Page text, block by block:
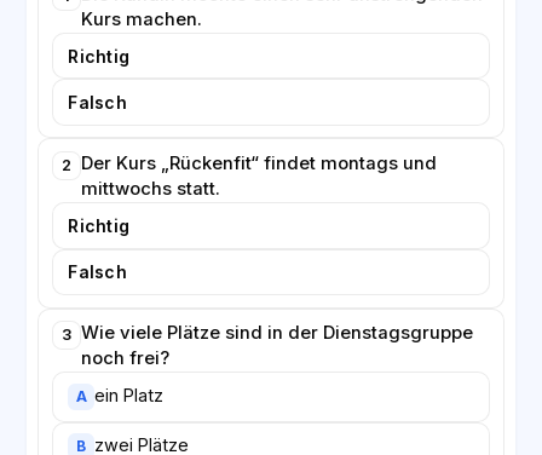
Kurs machen.
Richtig
Falsch
2
Der Kurs „Rückenfit“ findet montags und
mittwochs statt.
Richtig
Falsch
3 Wie viele Plätze sind in der Dienstagsgruppe
noch frei?
A ein Platz
B zwei Plätze